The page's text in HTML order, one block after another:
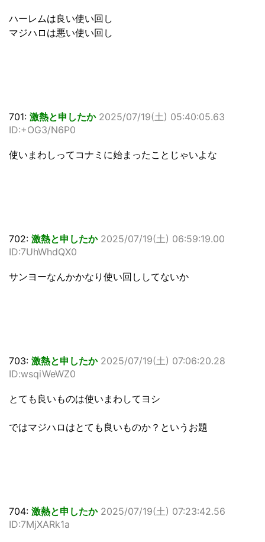
ハーレムは良い使い回し
マジハロは悪い使い回し
701: 激熱と申したか 2025/07/19(土) 05:40:05.63
ID:+OG3/N6P0
使いまわしってコナミに始まったことじゃいよな
702: 激熱と申したか 2025/07/19(土) 06:59:19.00
ID:7UhWhdQX0
サンヨーなんかかなり使い回ししてないか
703: 激熱と申したか 2025/07/19(土) 07:06:20.28
ID:wsqiWeWZ0
とても良いものは使いまわしてヨシ
ではマジハロはとても良いものか？というお題
704: 激熱と申したか 2025/07/19(土) 07:23:42.56
ID:7MjXARk1a